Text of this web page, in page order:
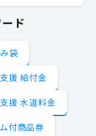
ド
袋
援 給付金
援 水道料金
付商品券